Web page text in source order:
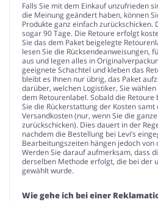
Falls Sie mit dem Einkauf unzufrieden
die Meinung geändert haben, können
Produkte ganz einfach
sogar 90 Tage. Die Retoure erfolgt
Sie das dem Paket beigelegte
lesen Sie die Rücksendeanweisungen,
aus und legen alles in
geeignete Schachtel und kleben das
bleibt es Ihnen nur übrig, das Paket
darüber, welchen Logistiker, Sie
dem Retourenlabel. Sobald die
Sie die Rückerstattung der Kosten
Versandkosten (nur, wenn Sie die
zurückschicken). Dies dauert in der
nachdem die Bestellung bei Levi’s
Bearbeitungszeiten hängen jedoch von
Werden Sie darauf aufmerksam, dass
derselben Methode erfolgt, die bei der
gewählt wurde.
Wie gehe ich bei einer